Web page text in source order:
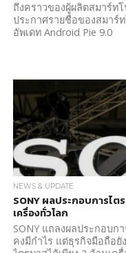
ถึงคราวของผู้ผลิตสมาร์ท
ประกาศรายชื่อของสมาร์
อัพเดท Android Pie 9.0
NEWS & UPDATE
SONY ผลประกอบการไ
เครื่องทั่วโลก
SONY แถลงผลประกอบก
คงมีกำไร แต่ธุรกิจมือถือ